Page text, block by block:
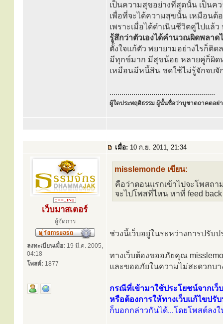
เป็นความสุขอย่างที่สุดนั้น เป็นค
เพื่อที่จะได้ความสุขนั้น เหมือนต้
เพราะเมื่อได้ดำเนินชีวิตคู่ไปแล้
รู้สึกว่าตัวเองได้คำนวณผิดพลาด
ตั้งใจแก้ตัว พยายามอย่างไรก็ติด
มีทุกข์มาก มีสุขน้อย หลายคู่ก็ผิด
เหมือนมีหนี้สิน ชดใช้ไม่รู้จักจบจั
.....................................................
ผู้ใดประพฤติธรรม ผู้นั้นชื่อว่าบูชาตถาคตอย่า
เมื่อ: 10 ก.ย. 2011, 21:34
เว็บมาสเตอร์
ผู้จัดการ
ลงทะเบียนเมื่อ: 19 มี.ค. 2005,
04:18
โพสต์: 1877
misslemonde เขียน:
คือว่าตอนแรกเข้าไปจะโพสถา
จะไปโพสที่ไหน หาที่ feed back
ช่วงนี้เว็บอยู่ในระหว่างการปรับ
ทางเว็บต้องขออภัยคุณ
และขออภัยในความไม่สะดวกบ
กรณีที่เข้ามาใช้ประโยชน์จากเ
หรือต้องการให้ทางเว็บแก้ไขปรั
ก็บอกกล่าวกันได้...โดยโพสต์ลง